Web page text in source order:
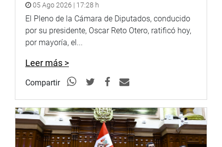
OFICINA DE COMUNICACIONES
05 Ago 2026 | 17:28 h
El Pleno de la Cámara de Diputados, conducido
por su presidente, Oscar Reto Otero, ratificó hoy,
por mayoría, el...
Leer más >
Compartir